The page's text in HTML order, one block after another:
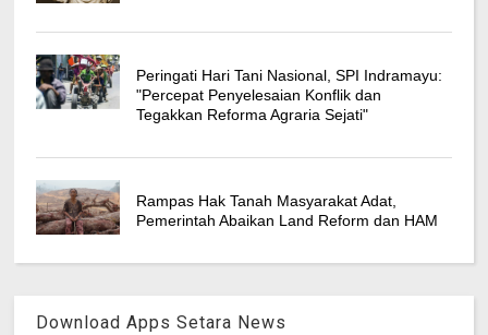
Peringati Hari Tani Nasional, SPI Indramayu:
"Percepat Penyelesaian Konflik dan
Tegakkan Reforma Agraria Sejati"
Rampas Hak Tanah Masyarakat Adat,
Pemerintah Abaikan Land Reform dan HAM
Download Apps Setara News